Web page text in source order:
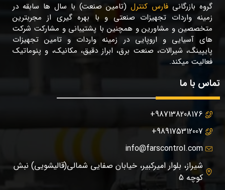
گروه بازرگانی فارس کنترل (تامین صنعت) با سال ها سابقه در
زمینه واردات تجهیزات صنعتی و با بهره گیری از مجربترین
متخصصین و مشاورین و همچنین با پشتیبانی و مشارکت شرکت
های آسیایی و اروپایی در زمینه واردات و تامین تجهیزات
پایپینگ، شیرالات، صنعت برق، ابراز دقیق، مکانیک، و پنوماتیک
فعالیت میکند.
تماس با ما
987138208176+
989175312007+
info@farscontrol.com
شیراز، بلوار امیرکبیر، خیابان صفایی شمالی(قالیشویی) نبش
کوچه 5